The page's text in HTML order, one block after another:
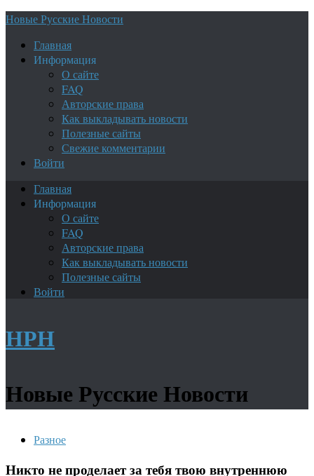
Новые Русские Новости
Главная
Информация
О сайте
FAQ
Авторские права
Как выкладывать новости
Полезные сайты
Свежие комментарии
Войти
Главная
Информация
О сайте
FAQ
Авторские права
Как выкладывать новости
Полезные сайты
Войти
НРН
Новые Русские Новости
Разное
Никто не проделает за тебя твою внутреннюю